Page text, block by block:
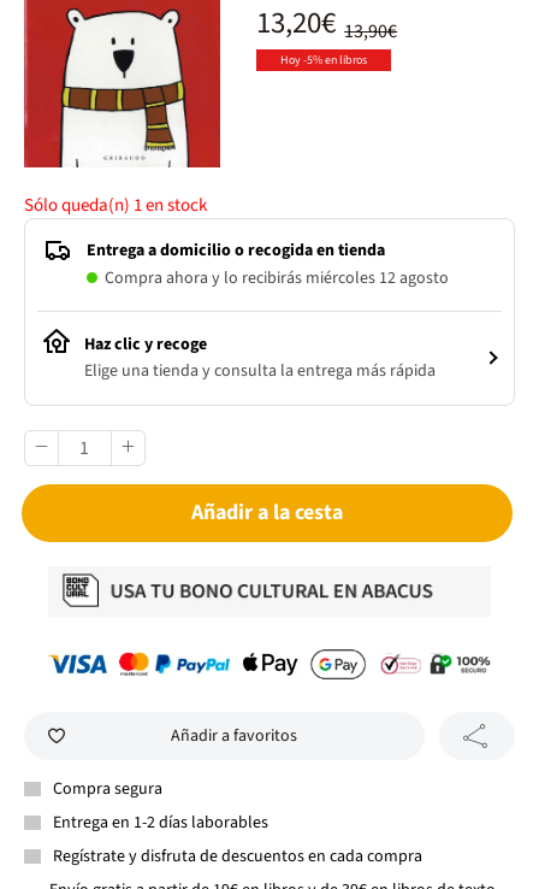
13,90€
13,20€
Hoy -5% en libros
Sólo queda(n) 1en stock
Entrega a domicilio o recogida en tienda
Compra ahora y lo recibirás miércoles 12 agosto
Haz clic y recoge
Elige una tienda y consulta la entrega más rápida
Añadir a la cesta
Añadir a favoritos
Compra segura
Entrega en 1-2 días laborables
Regístrate y disfruta de descuentos en cada compra